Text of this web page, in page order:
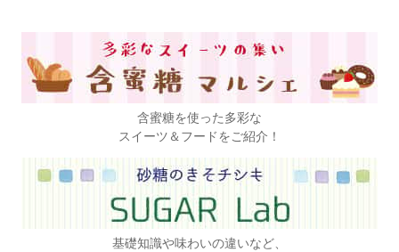
含蜜糖を使った多彩な
スイーツ＆フードをご紹介！
基礎知識や味わいの違いなど、